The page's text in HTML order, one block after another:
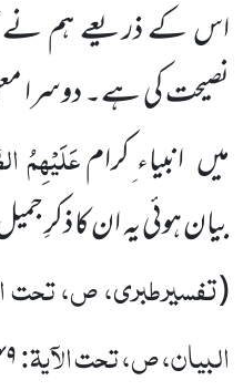
اس کے ذریعے ہم نے
نصیحت کی ہے۔ دوسرا
میں انبیاء ِکرامعَلَیْہِمُ
بیان ہوئی یہ ان کا ذکرِ
(تفسیرطبری، ص، تحت
البیان، ص، تحت الآیۃ: